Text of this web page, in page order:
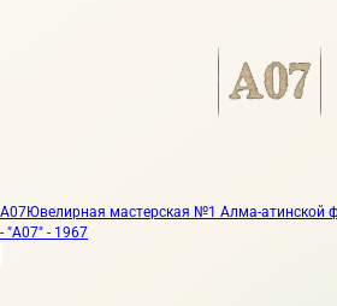
А07Ювелирная мастерская №1 Алма-атинской
- "А07" - 1967